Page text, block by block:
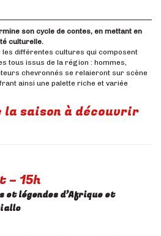
son cycle de contes, en mettant en
culturelle.
différentes cultures qui composent
tous issus de la région : hommes,
chevronnés se relaieront sur scène
ainsi une palette riche et variée
la saison à découvrir
– 15h
et légendes d’Afrique et